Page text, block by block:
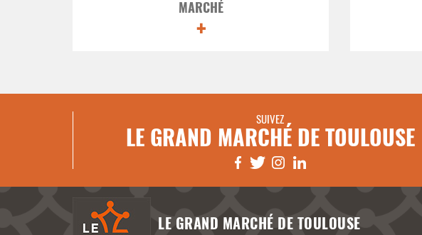
MARCHÉ
+
SUIVEZ
LE GRAND MARCHÉ DE TOULOUSE
LE GRAND MARCHÉ DE TOULOUSE